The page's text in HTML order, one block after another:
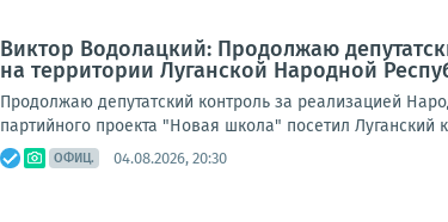
Виктор Водолацкий: Продолжаю
на территории Луганской Народной
Продолжаю депутатский контроль за реализацией
партийного проекта "Новая школа" посетил
ОФИЦ. 04.08.2026, 20:30